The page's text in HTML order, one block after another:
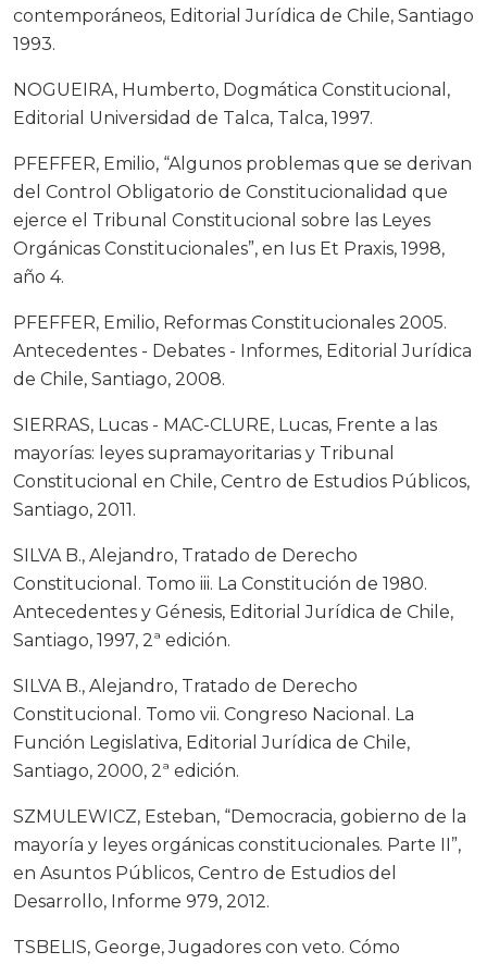
contemporáneos, Editorial Jurídica de Chile, Santiago
1993.
NOGUEIRA, Humberto, Dogmática Constitucional,
Editorial Universidad de Talca, Talca, 1997.
PFEFFER, Emilio, “Algunos problemas que se derivan
del Control Obligatorio de Constitucionalidad que
ejerce el Tribunal Constitucional sobre las Leyes
Orgánicas Constitucionales”, en Ius Et Praxis, 1998,
año 4.
PFEFFER, Emilio, Reformas Constitucionales 2005.
Antecedentes - Debates - Informes, Editorial Jurídica
de Chile, Santiago, 2008.
SIERRAS, Lucas - MAC-CLURE, Lucas, Frente a las
mayorías: leyes supramayoritarias y Tribunal
Constitucional en Chile, Centro de Estudios Públicos,
Santiago, 2011.
SILVA B., Alejandro, Tratado de Derecho
Constitucional. Tomo iii. La Constitución de 1980.
Antecedentes y Génesis, Editorial Jurídica de Chile,
Santiago, 1997, 2ª edición.
SILVA B., Alejandro, Tratado de Derecho
Constitucional. Tomo vii. Congreso Nacional. La
Función Legislativa, Editorial Jurídica de Chile,
Santiago, 2000, 2ª edición.
SZMULEWICZ, Esteban, “Democracia, gobierno de la
mayoría y leyes orgánicas constitucionales. Parte II”,
en Asuntos Públicos, Centro de Estudios del
Desarrollo, Informe 979, 2012.
TSBELIS, George, Jugadores con veto. Cómo